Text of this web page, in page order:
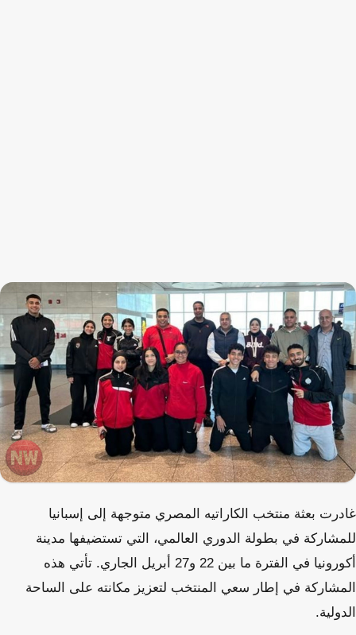
غادرت بعثة منتخب الكاراتيه المصري متوجهة إلى إسبانيا
للمشاركة في بطولة الدوري العالمي، التي تستضيفها مدينة
أكورونيا في الفترة ما بين 22 و27 أبريل الجاري. تأتي هذه
المشاركة في إطار سعي المنتخب لتعزيز مكانته على الساحة
الدولية.